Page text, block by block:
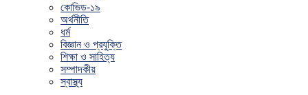
কোভিড-১৯
অর্থনীতি
ধর্ম
বিজ্ঞান ও প্রযুক্তি
শিক্ষা ও সাহিত্য
সম্পাদকীয়
স্বাস্থ্য